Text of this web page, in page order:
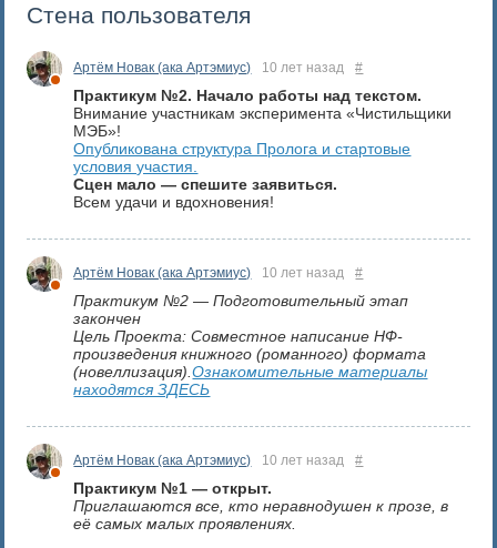
Стена пользователя
Артём Новак (ака Артэмиус) 10 лет назад #
Практикум №2. Начало работы над текстом.
Внимание участникам эксперимента «Чистильщики
МЭБ»!
Опубликована структура Пролога и стартовые
условия участия.
Сцен мало — спешите заявиться.
Всем удачи и вдохновения!
Артём Новак (ака Артэмиус) 10 лет назад #
Практикум №2 — Подготовительный этап
закончен
Цель Проекта: Совместное написание НФ-
произведения книжного (романного) формата
(новеллизация).Ознакомительные материалы
находятся ЗДЕСЬ
Артём Новак (ака Артэмиус) 10 лет назад #
Практикум №1 — открыт.
Приглашаются все, кто неравнодушен к прозе, в
её самых малых проявлениях.